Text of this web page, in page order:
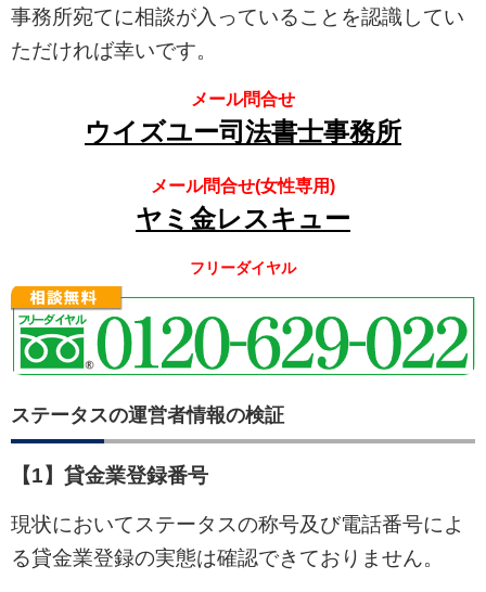
事務所宛てに相談が入っていることを認識してい
ただければ幸いです。
メール問合せ
ウイズユー司法書士事務所
メール問合せ(女性専用)
ヤミ金レスキュー
フリーダイヤル
ステータスの運営者情報の検証
【1】貸金業登録番号
現状においてステータスの称号及び電話番号によ
る貸金業登録の実態は確認できておりません。